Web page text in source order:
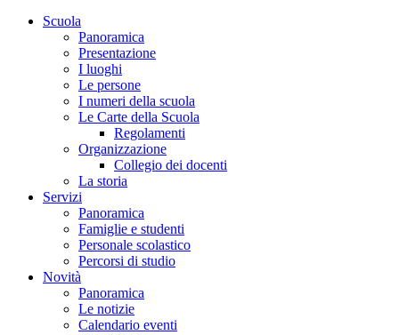
Scuola
Panoramica
Presentazione
I luoghi
Le persone
I numeri della scuola
Le Carte della Scuola
Regolamenti
Organizzazione
Collegio dei docenti
La storia
Servizi
Panoramica
Famiglie e studenti
Personale scolastico
Percorsi di studio
Novità
Panoramica
Le notizie
Calendario eventi